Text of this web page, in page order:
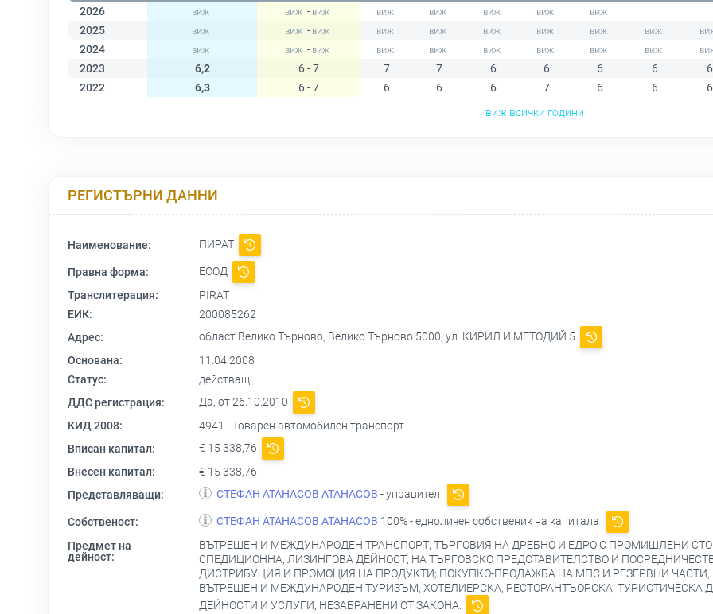
2026
-
2025
-
2024
-
2023
6,2 6 - 7 7 7 6 6 6 6
6
2022
6,3 6 - 7 6 6 6 7 6 6
6
виж всички години
РЕГИСТЪРНИ ДАННИ
Наименование: ПИРАТ
Правна форма:
ЕООД
Транслитерация:
PIRAT
ЕИК:
200085262
Адрес:
област Велико Търново, Велико Търново 5000, ул. КИРИЛ И МЕТОДИЙ 5
Основана:
11.04.2008
Статус:
действащ
ДДС регистрация:
Да, от 26.10.2010
КИД 2008:
4941 - Товарен автомобилен транспорт
Вписан капитал:
€ 15 338,76
Внесен капитал:
€ 15 338,76
Представляващи:
СТЕФАН АТАНАСОВ АТАНАСОВ - управител
Собственост: СТЕФАН АТАНАСОВ АТАНАСОВ 100% - едноличен собственик на капитала
Предмет на
дейност:
ВЪТРЕШЕН И МЕЖДУНАРОДЕН ТРАНСПОРТ, ТЪРГОВИЯ НА ДРЕБНО И ЕДРО С ПРОМИШЛЕНИ
СПЕДИЦИОННА, ЛИЗИНГОВА ДЕЙНОСТ, НА ТЪРГОВСКО ПРЕДСТАВИТЕЛСТВО И
ДИСТРИБУЦИЯ И ПРОМОЦИЯ НА ПРОДУКТИ; ПОКУПКО-ПРОДАЖБА НА МПС И РЕЗЕРВНИ ЧАСТИ,
ВЪТРЕШЕН И МЕЖДУНАРОДЕН ТУРИЗЪМ, ХОТЕЛИЕРСКА, РЕСТОРАНТЪОРСКА,
ДЕЙНОСТИ И УСЛУГИ, НЕЗАБРАНЕНИ ОТ ЗАКОНА.